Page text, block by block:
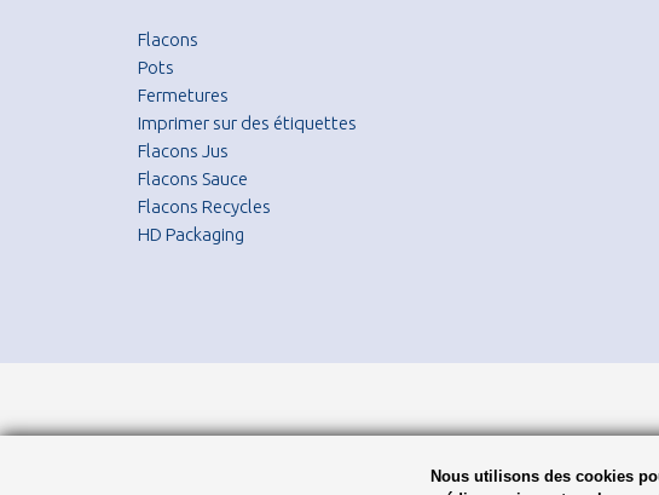
Flacons
Pots
Fermetures
Imprimer sur des étiquettes
Flacons Jus
Flacons Sauce
Flacons Recycles
HD Packaging
Nous utilisons des cookies